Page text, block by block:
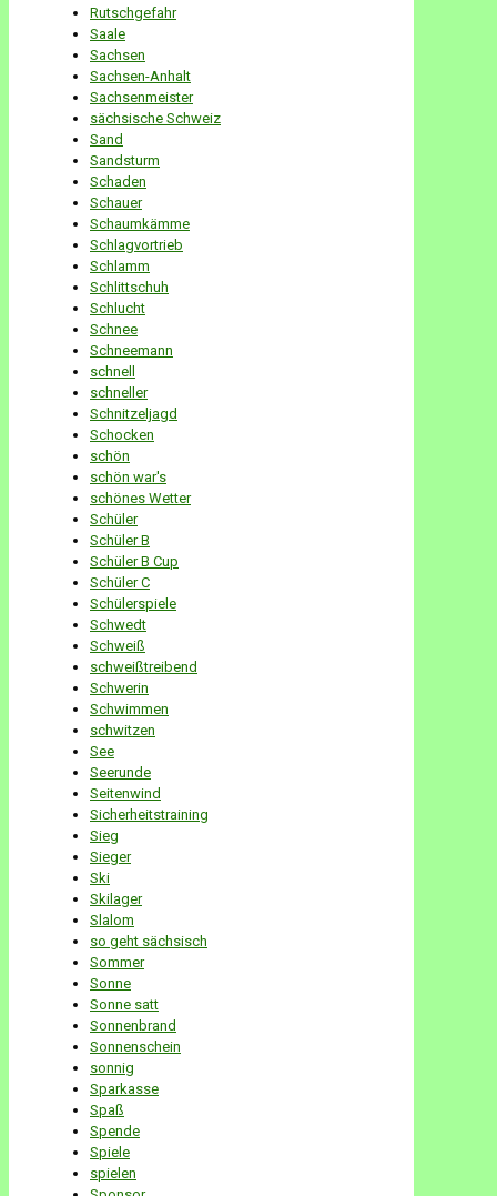
Rutschgefahr
Saale
Sachsen
Sachsen-Anhalt
Sachsenmeister
sächsische Schweiz
Sand
Sandsturm
Schaden
Schauer
Schaumkämme
Schlagvortrieb
Schlamm
Schlittschuh
Schlucht
Schnee
Schneemann
schnell
schneller
Schnitzeljagd
Schocken
schön
schön war's
schönes Wetter
Schüler
Schüler B
Schüler B Cup
Schüler C
Schülerspiele
Schwedt
Schweiß
schweißtreibend
Schwerin
Schwimmen
schwitzen
See
Seerunde
Seitenwind
Sicherheitstraining
Sieg
Sieger
Ski
Skilager
Slalom
so geht sächsisch
Sommer
Sonne
Sonne satt
Sonnenbrand
Sonnenschein
sonnig
Sparkasse
Spaß
Spende
Spiele
spielen